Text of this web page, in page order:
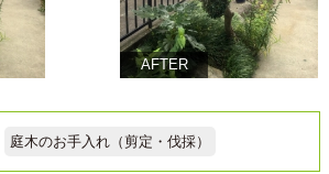
AFTER
庭木のお手入れ（剪定・伐採）